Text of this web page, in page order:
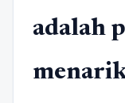
adalah